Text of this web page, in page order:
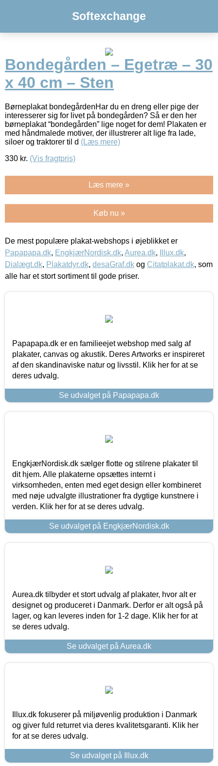
Softexchange
Bondegården – Egetræ – 30
x 40 cm – Sten
Børneplakat bondegårdenHar du en dreng eller pige der
interesserer sig for livet på bondegården? Så er den her
børneplakat “bondegården” lige noget for dem! Plakaten er
med håndmalede motiver, der illustrerer alt lige fra lade,
siloer og traktorer til d (Læs mere)
330 kr. (Vis fragtpris)
Læs mere »
Køb nu »
De mest populære plakat-webshops i øjeblikket er
Papapapa.dk, EngkjærNordisk.dk, Aurea.dk, Illux.dk,
Dialægt.dk, Plakatdyr.dk, desaGraf.dk og Citatplakat.dk, som
alle har et stort sortiment til gode priser.
Papapapa.dk er en familieejet webshop med salg af
plakater, canvas og akustik. Deres Artworks er inspireret
af den skandinaviske natur og livsstil. Klik her for at se
deres udvalg.
Se udvalget på Papapapa.dk
EngkjærNordisk.dk sælger flotte og stilrene plakater til
dit hjem. Alle plakaterne opsættes internt i
virksomheden, enten med eget design eller kombineret
med nøje udvalgte illustrationer fra dygtige kunstnere i
verden. Klik her for at se deres udvalg.
Se udvalget på EngkjærNordisk.dk
Aurea.dk tilbyder et stort udvalg af plakater, hvor alt er
designet og produceret i Danmark. Derfor er alt også på
lager, og kan leveres inden for 1-2 dage. Klik her for at
se deres udvalg.
Se udvalget på Aurea.dk
Illux.dk fokuserer på miljøvenlig produktion i Danmark
og giver fuld returret via deres kvalitetsgaranti. Klik her
for at se deres udvalg.
Se udvalget på Illux.dk